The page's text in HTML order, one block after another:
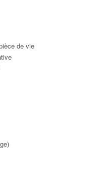
de vie